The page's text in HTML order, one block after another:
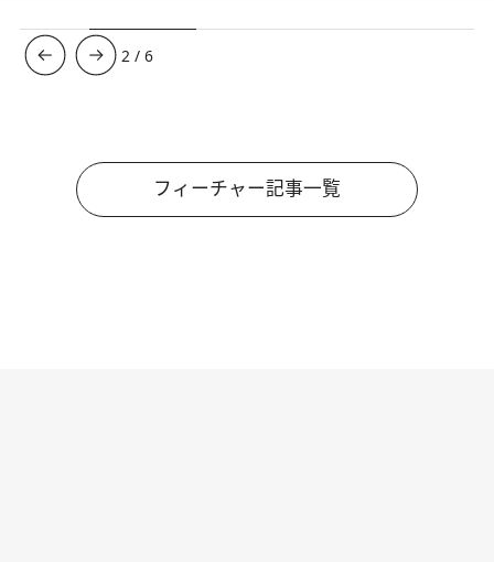
3 /6
フィーチャー記事一覧